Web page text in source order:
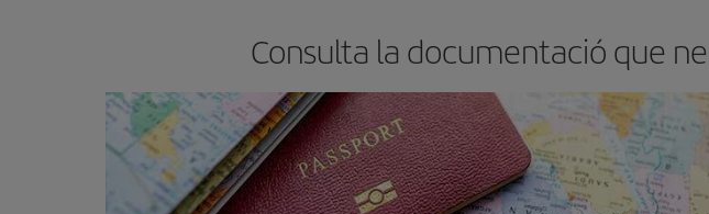
Consulta la documentació que